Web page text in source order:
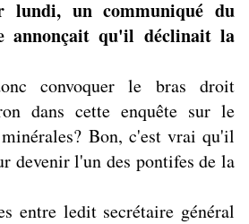
lundi, un communiqué du
annonçait qu'il déclinait la
convoquer le bras droit
dans cette enquête sur le
minérales? Bon, c'est vrai qu'il
devenir l'un des pontifes de la
entre ledit secrétaire général